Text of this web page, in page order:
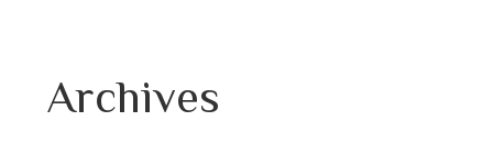
Archives